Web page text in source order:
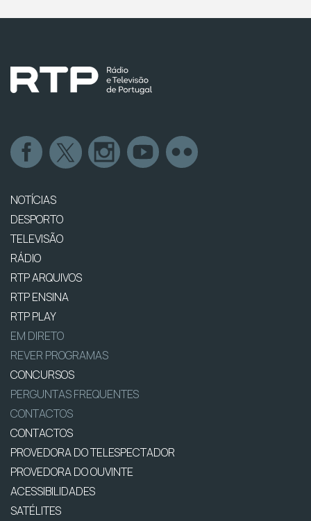
NOTÍCIAS
DESPORTO
TELEVISÃO
RÁDIO
RTP ARQUIVOS
RTP ENSINA
RTP PLAY
EM DIRETO
REVER PROGRAMAS
CONCURSOS
PERGUNTAS FREQUENTES
CONTACTOS
CONTACTOS
PROVEDORA DO TELESPECTADOR
PROVEDORA DO OUVINTE
ACESSIBILIDADES
SATÉLITES